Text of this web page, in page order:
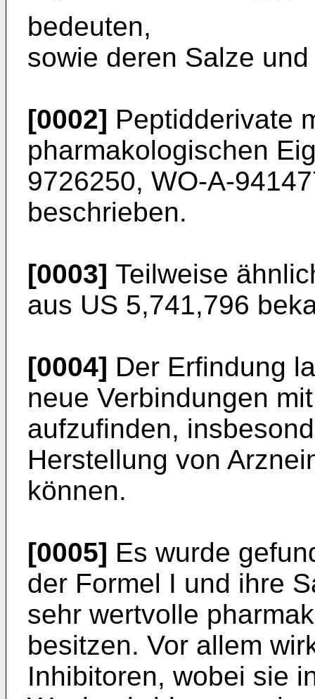
bedeuten,
sowie deren Salze
[0002] Peptidderivate
pharmakologischen
9726250, WO-A-
beschrieben.
[0003] Teilweise
aus US 5,741,796
[0004] Der Erfindung
neue Verbindungen
aufzufinden,
Herstellung von
können.
[0005] Es wurde
der Formel I und ihre
sehr wertvolle
besitzen. Vor allem
Inhibitoren, wobei sie